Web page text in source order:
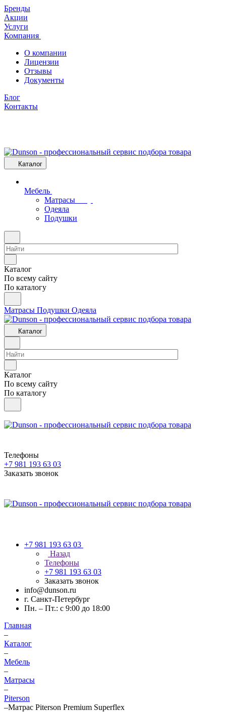
Бренды
Акции
Услуги
Компания
О компании
Лицензии
Отзывы
Документы
Блог
Контакты
Каталог
Мебель
Матрасы
Одеяла
Подушки
Каталог
По всему сайту
По каталогу
Матрасы Подушки Одеяла
Каталог
Каталог
По всему сайту
По каталогу
Телефоны
+7 981 193 63 03
Заказать звонок
+7 981 193 63 03
Назад
Телефоны
+7 981 193 63 03
Заказать звонок
info@dunson.ru
г. Санкт-Петербург
Пн. – Пт.: с 9:00 до 18:00
Главная
–
Каталог
–
Мебель
–
Матрасы
–
Piterson
–Матрас Piterson Premium Superflex